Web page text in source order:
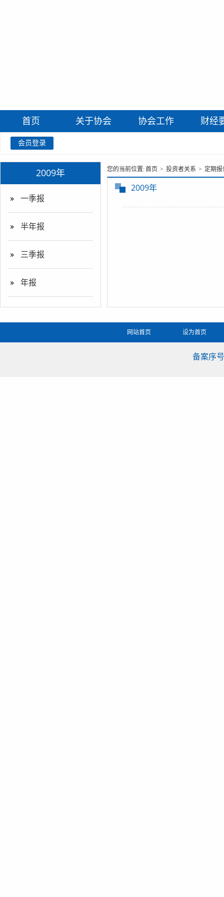
首页 关于协会 协会工作 财经
会员登录
2009年
一季报
半年报
三季报
年报
您的当前位置:首页 > 投资者关系 > 定期报
2009年
网站首页 设为首页
备案序